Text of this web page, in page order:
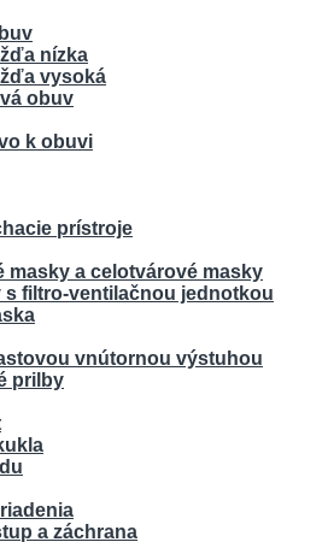
nízka
vysoká
obuv
k obuvi
prístroje
masky a celotvárové masky
s filtro-ventilačnou jednotkou
vnútornou výstuhou
prilby
a záchrana